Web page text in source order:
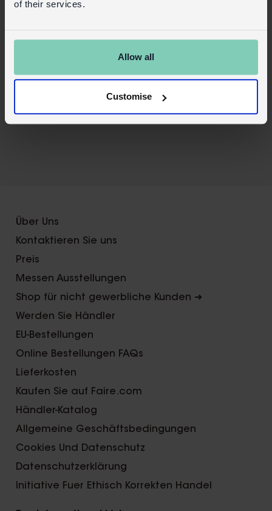
of their services.
Allow all
Customise
Kaufen Sie auf unserer Einzelhandelsseite
Über Uns
Kontaktieren Sie uns
Preis
Messen Ausstellungen
Shop für nicht gewerbliche Kunden ➜
Werden Sie Händler
EU-Bestellungen
Online Bestellungen FAQs
Lieferkosten
Kaufen Sie auf Faire.com
Händler-Katalog
Allgemeine Geschäftsbedingungen
Cookies Und Datenschutz
Datenschutzerklärung
Initiative Fuer Ethisch Korrekten Handel